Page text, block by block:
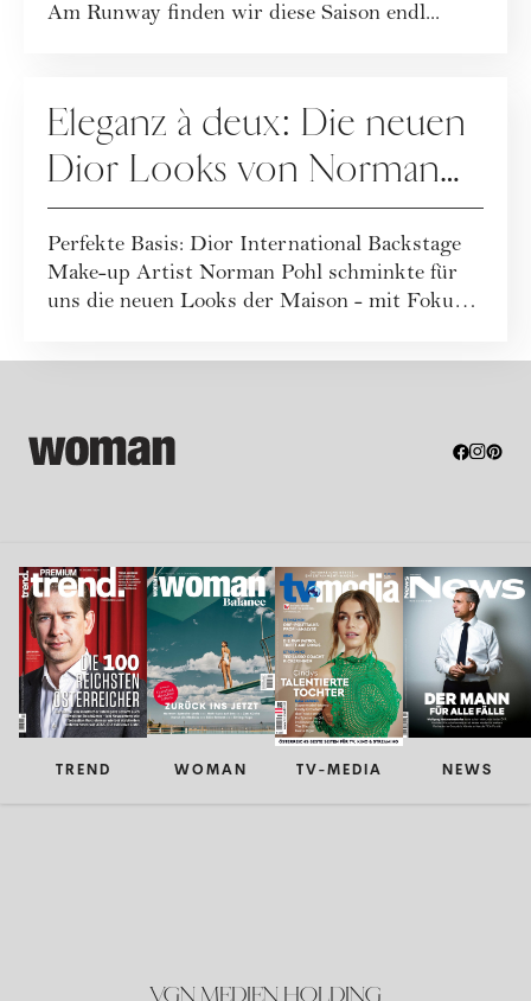
Am Runway finden wir diese Saison endl...
Eleganz à deux: Die neuen
Dior Looks von Norman
Pohl
Perfekte Basis: Dior International Backstage
Make-up Artist Norman Pohl schminkte für
uns die neuen Looks der Maison - mit Fokus
TREND WOMAN TV-MEDIA NEWS
VGN MEDIEN HOLDING